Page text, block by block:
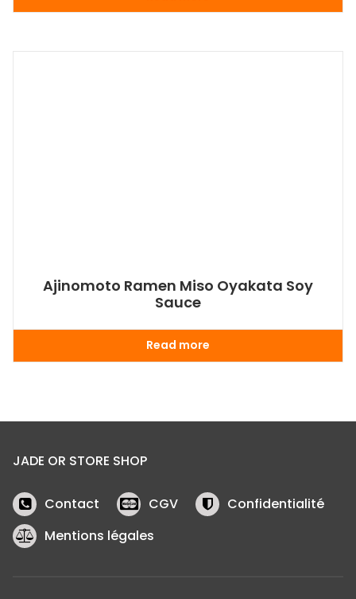
Ajinomoto Ramen Miso Oyakata Soy
Sauce
Read more
JADE OR STORE SHOP
Contact CGV
Confidentialité
Mentions légales